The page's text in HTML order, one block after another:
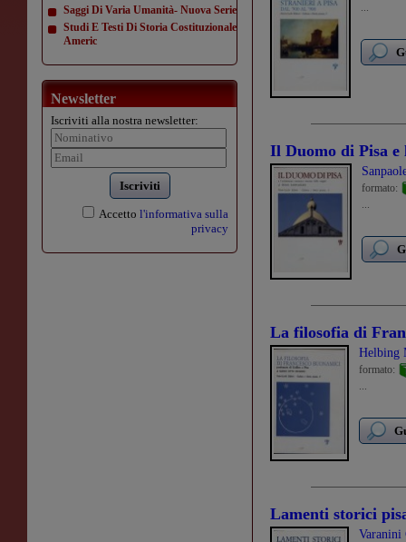
Saggi Di Varia Umanità- Nuova Serie
Studi E Testi Di Storia Costituzionale
Americ
Newsletter
Iscriviti alla nostra newsletter:
Iscriviti
Accetto l'informativa sulla
privacy
...
Il Duomo di Pisa
formato:
...
La filosofia di
Helbing
formato:
...
Lamenti storici
Varanini